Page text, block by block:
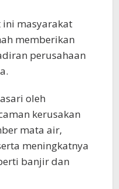
ini masyarakat
memberikan
perusahaan
oleh
kerusakan
mata air,
meningkatnya
banjir dan